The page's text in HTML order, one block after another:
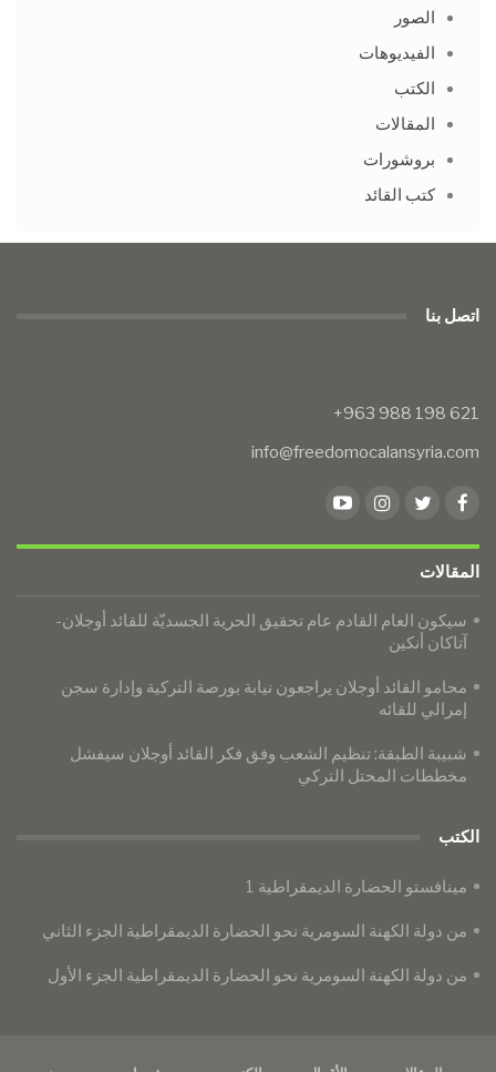
الصور
الفيديوهات
الكتب
المقالات
بروشورات
كتب القائد
اتصل بنا
info@freedomocalansyria.com
المقالات
​​​​​​​سيكون العام القادم عام تحقيق الحرية الجسديّة للقائد أوجلان-
آتاكان أنكين
محامو القائد أوجلان يراجعون نيابة بورصة التركية وإدارة سجن
إمرالي للقائه
شبيبة الطبقة: تنظيم الشعب وفق فكر القائد أوجلان سيفشل
مخططات المحتل التركي
الكتب
مينافستو الحضارة الديمقراطية 1
من دولة الكهنة السومرية نحو الحضارة الديمقراطية الجزء الثاني
من دولة الكهنة السومرية نحو الحضارة الديمقراطية الجزء الأول